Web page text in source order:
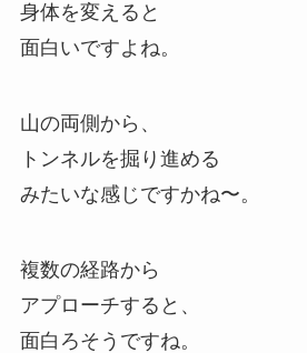
身体を変えると
面白いですよね。
山の両側から、
トンネルを掘り進める
みたいな感じですかね〜。
複数の経路から
アプローチすると、
面白ろそうですね。